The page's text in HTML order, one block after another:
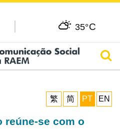
35°C
繁
简 PT EN
reúne-se com o